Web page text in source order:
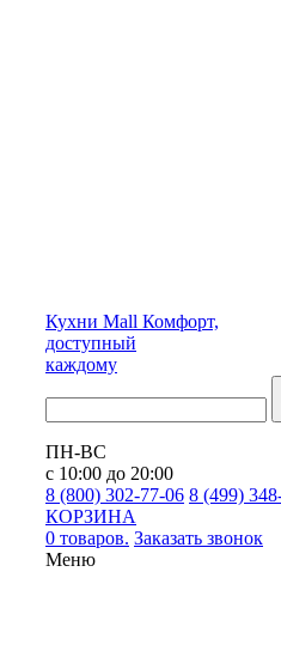
Кухни Mall Комфорт,
доступный
каждому
ПН-ВС
с 10:00 до 20:00
8 (800) 302-77-06 8 (499)
КОРЗИНА
0 товаров. Заказать звонок
Меню